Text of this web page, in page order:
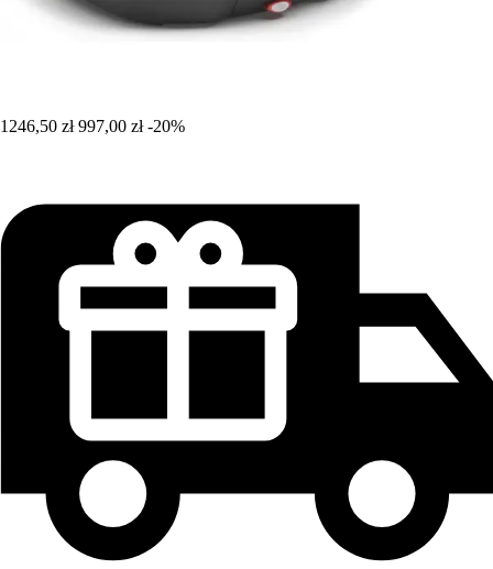
1246,50 zł 997,00 zł -20%